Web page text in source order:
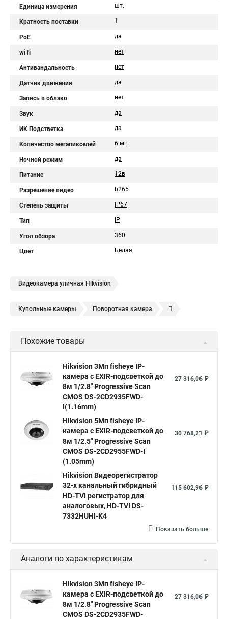
Единица измерения шт.
Кратность поставки 1
PoE да
wi fi нет
Антивандальность нет
Датчик движения да
Запись в облако нет
Звук да
ИК Подстветка да
Количество мегапикселей 6 мп
Ночной режим да
Питание 12в
Разрешение видео h265
Степень защиты IP67
Тип IP
Угол обзора 360
Цвет Белая
Видеокамера уличная Hikvision
Купольные камеры Поворотная камера
Камера видеонаблюдения hikvision
Hikvision купить Hikvision уличная ip камера
Hikvision poe
Hikvision 2 8 mm Hikvision camera Hikvision 2cd1148 i b
Видеонаблюдение Ip видеокамеры
Hikvision 2cd2142fwd
Hikvision ds 2cd1148 hikvision ds 2cd1148 i b
hikvision ds 2cd2042wd i Видеокамера hikvision
Видеокамеры hikvision ds
Камера Hikvision ds 2ce16d8t
Видеокамера hikvision hiwatch
Камера Hikvision ds 2cd2442fwd
Уличная камера Hikvision ip camera
Hikvision поворотная камера Hikvision купольная
Похожие товары
Hikvision 3Мп fisheye IP-
камера c EXIR-подсветкой до
8м 1/2.8" Progressive Scan
CMOS DS-2CD2935FWD-
I(1.16mm)
27 316,06 ₽
Hikvision 5Мп fisheye IP-
камера c EXIR-подсветкой до
8м 1/2.5" Progressive Scan
CMOS DS-2CD2955FWD-I
(1.05mm)
30 768,21 ₽
Hikvision Видеорегистратор
32-х канальный гибридный
HD-TVI регистратор для
аналоговых, HD-TVI DS-
7332HUHI-K4
115 602,96 ₽
Показать больше
Аналоги по характеристикам
Hikvision 3Мп fisheye IP-
камера c EXIR-подсветкой до
8м 1/2.8" Progressive Scan
CMOS DS-2CD2935FWD-
27 316,06 ₽